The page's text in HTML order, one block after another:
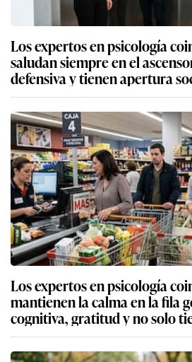
Los expertos en psicología
saludan siempre en el
defensiva y tienen apertura
Los expertos en psicología
mantienen la calma en la fila
cognitiva, gratitud y no solo